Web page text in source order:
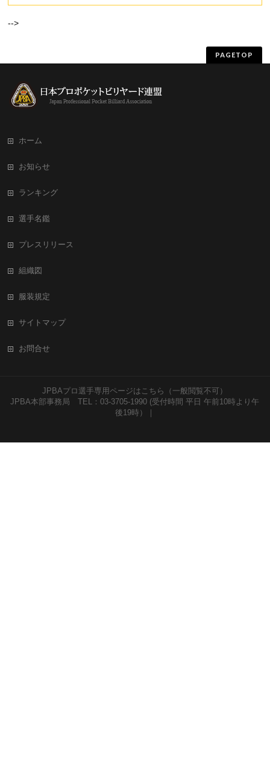
-->
PAGETOP
ホーム
お知らせ
ランキング
選手名鑑
プレスリリース
組織図
服装規定
サイトマップ
お問合せ
JPBAプロ選手専用ページはこちら（一般閲覧不可）
JPBA本部事務局 TEL：03-3705-1990 (受付時間 平日 午前10時より午
後19時）｜